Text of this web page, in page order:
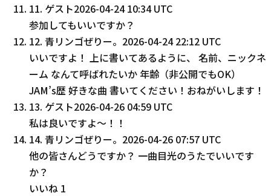
11. ゲスト2026-04-24 10:34 UTC
参加してもいいですか？
12. 青リンゴぜりー。 2026-04-24 22:12 UTC
いいですよ！ 上に書いてあるように、 名前、ニックネ
ーム なんて呼ばれたいか 年齢（非公開でもOK）
JAM’s歴 好きな曲 書いてください！おねがいします！
13. ゲスト2026-04-26 04:59 UTC
私は良いですよ〜！！
14. 青リンゴぜりー。 2026-04-26 07:57 UTC
他の皆さんどうですか？ 一曲目光のうたでいいです
か？
いいね 1